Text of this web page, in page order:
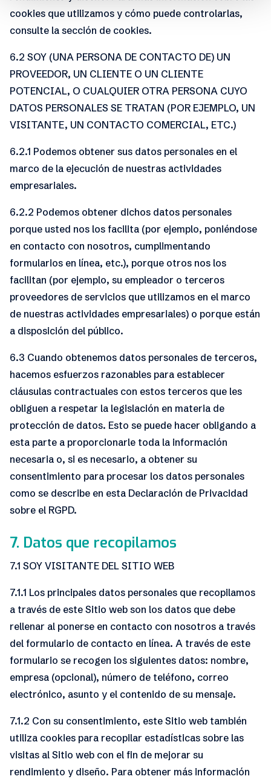
cookies que utilizamos y cómo puede controlarlas,
consulte la sección de cookies.
6.2 SOY (UNA PERSONA DE CONTACTO DE) UN
PROVEEDOR, UN CLIENTE O UN CLIENTE
POTENCIAL, O CUALQUIER OTRA PERSONA CUYO
DATOS PERSONALES SE TRATAN (POR EJEMPLO, UN
VISITANTE, UN CONTACTO COMERCIAL, ETC.)
6.2.1 Podemos obtener sus datos personales en el
marco de la ejecución de nuestras actividades
empresariales.
6.2.2 Podemos obtener dichos datos personales
porque usted nos los facilita (por ejemplo, poniéndose
en contacto con nosotros, cumplimentando
formularios en línea, etc.), porque otros nos los
facilitan (por ejemplo, su empleador o terceros
proveedores de servicios que utilizamos en el marco
de nuestras actividades empresariales) o porque están
a disposición del público.
6.3 Cuando obtenemos datos personales de terceros,
hacemos esfuerzos razonables para establecer
cláusulas contractuales con estos terceros que les
obliguen a respetar la legislación en materia de
protección de datos. Esto se puede hacer obligando a
esta parte a proporcionarle toda la información
necesaria o, si es necesario, a obtener su
consentimiento para procesar los datos personales
como se describe en esta Declaración de Privacidad
sobre el RGPD.
7. Datos que recopilamos
7.1 SOY VISITANTE DEL SITIO WEB
7.1.1 Los principales datos personales que recopilamos
a través de este Sitio web son los datos que debe
rellenar al ponerse en contacto con nosotros a través
del formulario de contacto en línea. A través de este
formulario se recogen los siguientes datos: nombre,
empresa (opcional), número de teléfono, correo
electrónico, asunto y el contenido de su mensaje.
7.1.2 Con su consentimiento, este Sitio web también
utiliza cookies para recopilar estadísticas sobre las
visitas al Sitio web con el fin de mejorar su
rendimiento y diseño. Para obtener más información